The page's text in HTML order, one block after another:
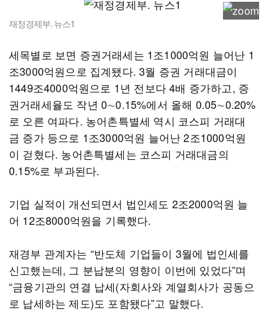
재정경제부. 뉴스1
세목별로 보면 증권거래세는 1조1000억원 늘어난 1
조3000억원으로 집계됐다. 3월 증권 거래대금이
1449조4000억원으로 1년 전보다 4배 증가하고, 증
권거래세율도 작년 0∼0.15%에서 올해 0.05∼0.20%
로 오른 여파다. 농어촌특별세 역시 코스피 거래대
금 증가 등으로 1조3000억원 늘어난 2조1000억원
이 걷혔다. 농어촌특별세는 코스피 거래대금의
0.15%로 부과된다.
기업 실적이 개선되면서 법인세도 2조2000억원 늘
어 12조8000억원을 기록했다.
재경부 관계자는 “반도체 기업들이 3월에 법인세를
신고했는데, 그 분납분의 영향이 이번에 있었다”며
“금융기관의 연결 납세(자회사와 계열회사가 공동으
로 납세하는 제도)도 포함됐다”고 말했다.